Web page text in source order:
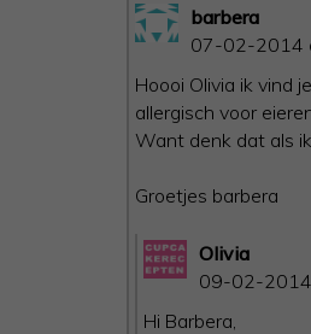
barbera
07-02-2014
Hoooi Olivia ik vind
allergisch voor
Want denk dat als
Groetjes barbera
Olivia
09-02-
Hi Barbera,